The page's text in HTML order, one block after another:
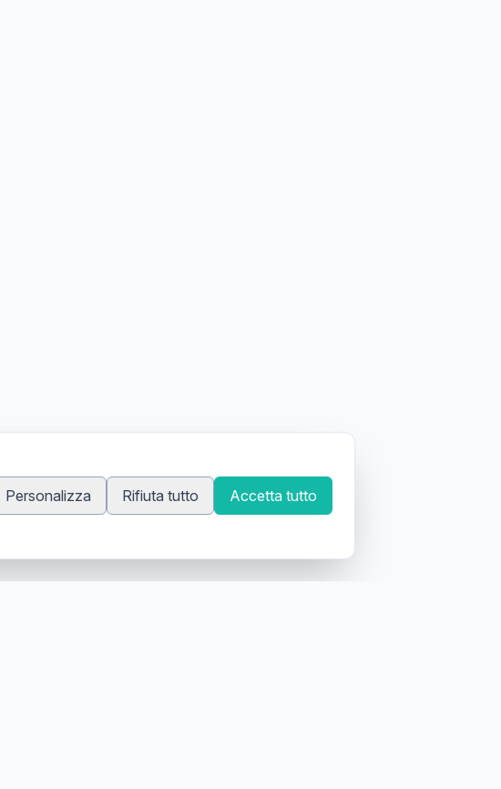
Personalizza Rifiuta tutto Accetta tutto